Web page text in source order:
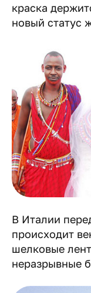
краска
новый статус
В Италии
происходит
шелковые
неразрывные